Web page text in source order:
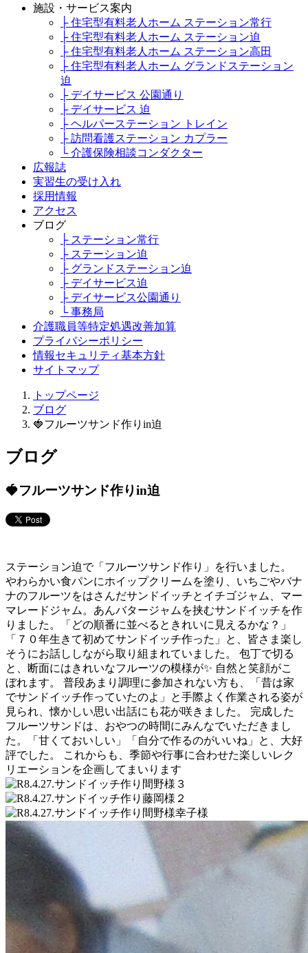
施設・サービス案内
├ 住宅型有料老人ホーム ステーション常行
├ 住宅型有料老人ホーム ステーション迫
├ 住宅型有料老人ホーム ステーション高田
├ 住宅型有料老人ホーム グランドステーション
迫
├ デイサービス 公園通り
├ デイサービス 迫
├ ヘルパーステーション トレイン
├ 訪問看護ステーション カプラー
└ 介護保険相談コンダクター
広報誌
実習生の受け入れ
採用情報
アクセス
ブログ
├ ステーション常行
├ ステーション迫
├ グランドステーション迫
├ デイサービス迫
├ デイサービス公園通り
└ 事務局
介護職員等特定処遇改善加算
プライバシーポリシー
情報セキュリティ基本方針
サイトマップ
トップページ
ブログ
🍓フルーツサンド作りin迫
ブログ
🍓フルーツサンド作りin迫
ステーション迫で「フルーツサンド作り」を行いました。
やわらかい食パンにホイップクリームを塗り、いちごやバナ
ナのフルーツをはさんだサンドイッチとイチゴジャム、マー
マレードジャム。あんバタージャムを挟むサンドイッチを作
りました。「どの順番に並べるときれいに見えるかな？」
「７０年生きて初めてサンドイッチ作った」と、皆さま楽し
そうにお話ししながら取り組まれていました。 包丁で切る
と、断面にはきれいなフルーツの模様が✨ 自然と笑顔がこ
ぼれます。 普段あまり調理に参加されない方も、「昔は家
でサンドイッチ作っていたのよ」と手際よく作業される姿が
見られ、懐かしい思い出話にも花が咲きました。 完成した
フルーツサンドは、おやつの時間にみんなでいただきまし
た。「甘くておいしい」「自分で作るのがいいね」と、大好
評でした。 これからも、季節や行事に合わせた楽しいレク
リエーションを企画してまいります